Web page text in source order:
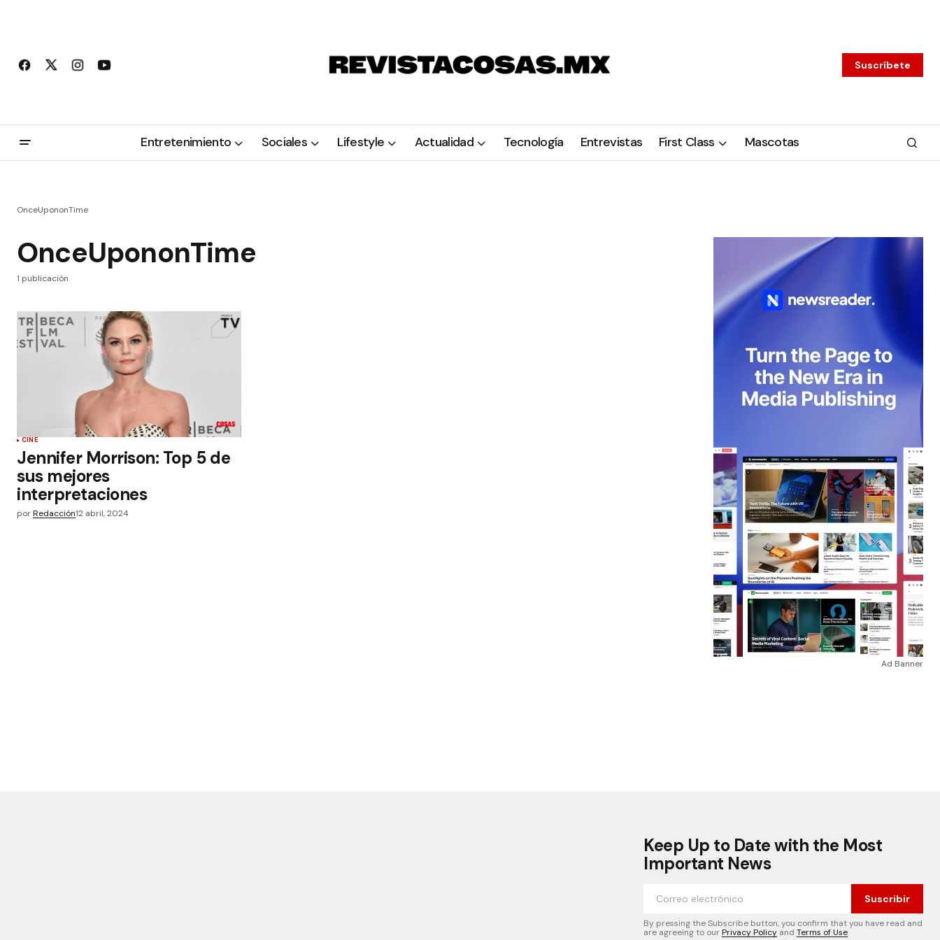
Suscríbete
Entretenimiento Sociales Lifestyle Actualidad Tecnología Entrevistas First Class Mascotas
OnceUpononTime
OnceUpononTime
1 publicación
CINE
Jennifer Morrison: Top 5 de
sus mejores
interpretaciones
porRedacción12 abril, 2024
Ad Banner
Keep Up to Date with the Most
Important News
Suscribir
By pressing the Subscribe button, you confirm that you have read and
are agreeing to ourPrivacy Policy and Terms of Use